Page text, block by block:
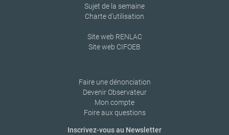
Sujet de la semaine
Charte d’utilisation
Site web RENLAC
Site web CIFOEB
Faire une dénonciation
Devenir Observateur
Mon compte
Foire aux questions
Inscrivez-vous au Newsletter